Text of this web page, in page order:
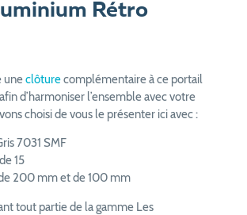
Rétro
uneclôturecomplémentaire à ce portail
d’harmoniser l’ensemble avec votre
choisi de vous le présenter ici avec :
7031 SMF
15
200 mm et de 100 mm
tout partie de la gamme Les